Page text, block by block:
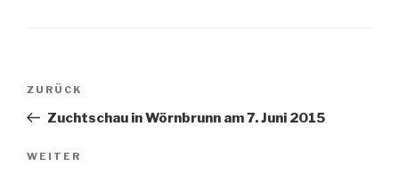
Beitragsnavigation
Vorheriger
Beitrag
ZURÜCK
Zuchtschau in Wörnbrunn am 7. Juni 2015
Nächster
WEITER